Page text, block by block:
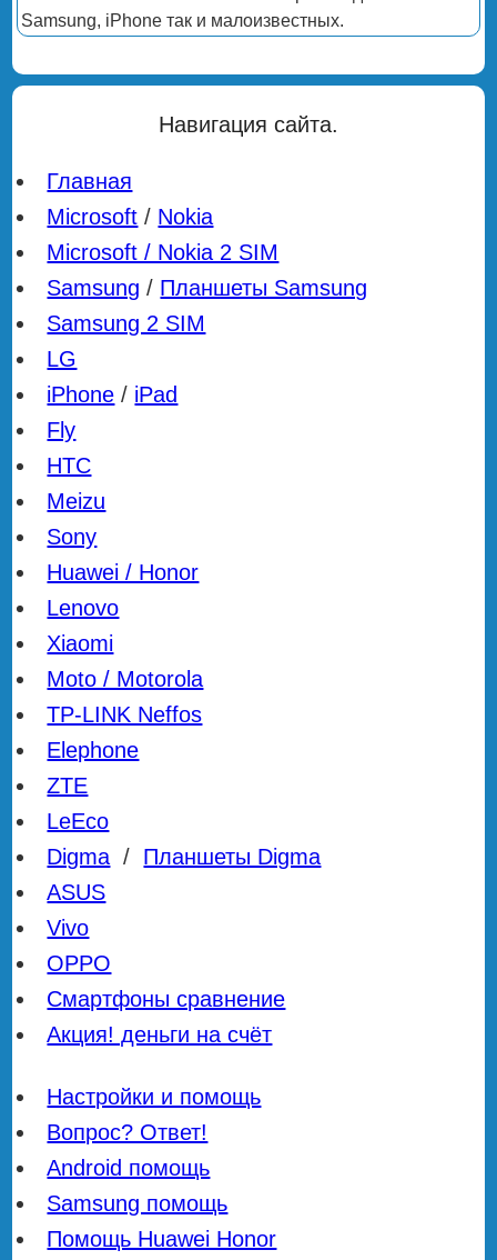
Samsung, iPhone так и малоизвестных.
Навигация сайта.
Главная
Microsoft / Nokia
Microsoft / Nokia 2 SIM
Samsung / Планшеты Samsung
Samsung 2 SIM
LG
iPhone / iPad
Fly
HTC
Meizu
Sony
Huawei / Honor
Lenovo
Xiaomi
Moto / Motorola
TP-LINK Neffos
Elephone
ZTE
LeEco
Digma / Планшеты Digma
ASUS
Vivo
OPPO
Смартфоны сравнение
Акция! деньги на счёт
Настройки и помощь
Вопрос? Ответ!
Android помощь
Samsung помощь
Помощь Huawei Honor